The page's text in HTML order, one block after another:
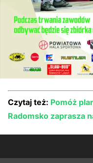
Czytaj też: Pomóż
Radomsko zaprasza